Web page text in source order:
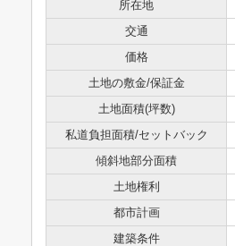
所在地
交通
価格
土地の敷金/保証金
土地面積(坪数)
私道負担面積/セットバック
傾斜地部分面積
土地権利
都市計画
建築条件